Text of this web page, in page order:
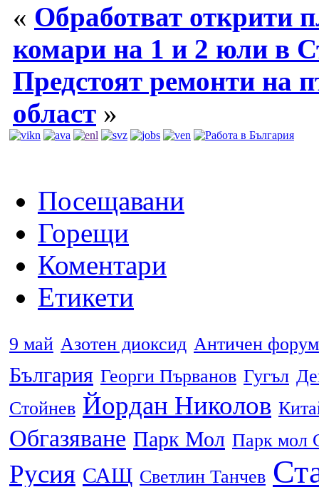
« Обработват открити
комари на 1 и 2 юли в
Предстоят ремонти на
област »
Посещавани
Горещи
Коментари
Етикети
9 май Азотен диоксид Античен форум
България Георги Първанов Гугъл
Стойнев Йордан Николов
Обгазяване Парк Мол Парк мол
Русия САЩ Светлин Танчев